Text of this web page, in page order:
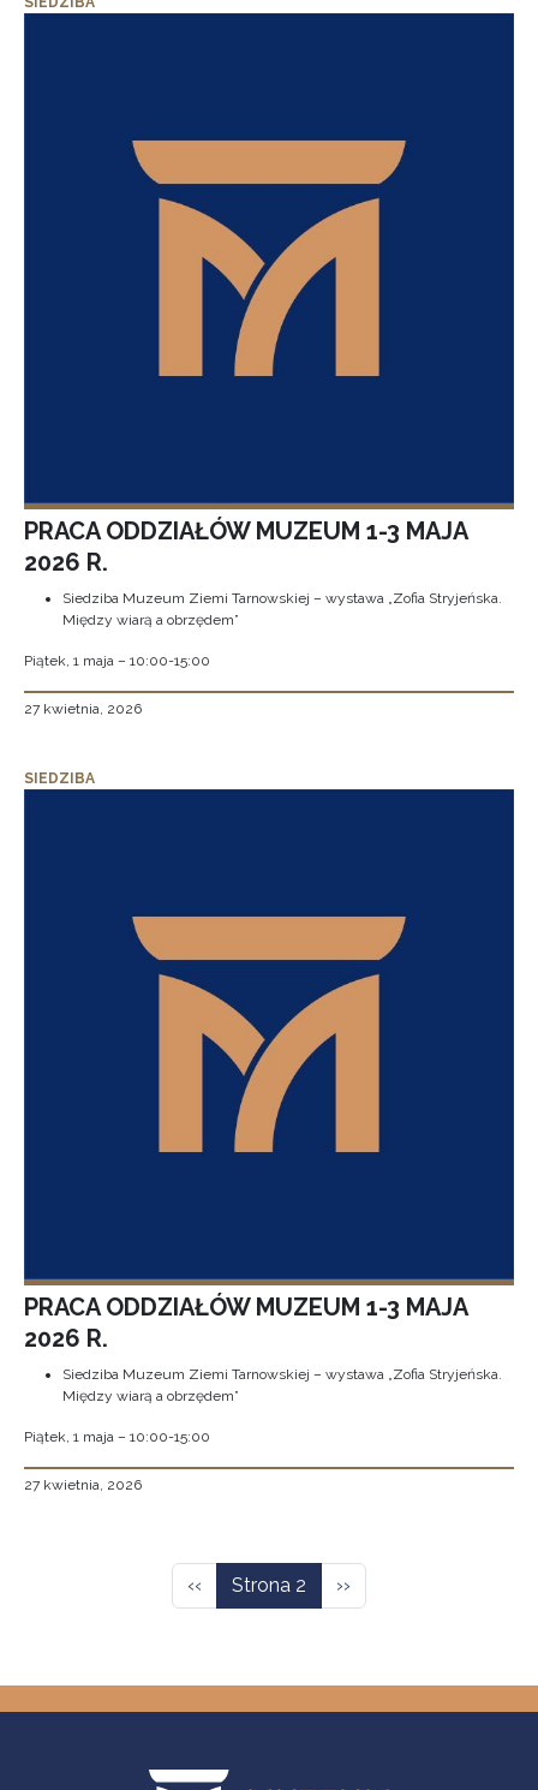
PRACA ODDZIAŁÓW MUZEUM 1-3 MAJA
2026 R.
Siedziba Muzeum Ziemi Tarnowskiej – wystawa „Zofia Stryjeńska.
Między wiarą a obrzędem”
Piątek, 1 maja – 10:00-15:00
27 kwietnia, 2026
SIEDZIBA
PRACA ODDZIAŁÓW MUZEUM 1-3 MAJA
2026 R.
Siedziba Muzeum Ziemi Tarnowskiej – wystawa „Zofia Stryjeńska.
Między wiarą a obrzędem”
Piątek, 1 maja – 10:00-15:00
27 kwietnia, 2026
Poprzednia strona
‹‹ Strona 2 Następna strona
››